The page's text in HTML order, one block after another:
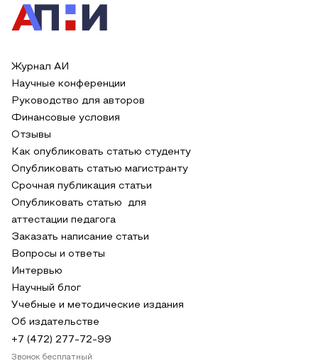
Журнал АИ
Научные конференции
Руководство для авторов
Финансовые условия
Отзывы
Как опубликовать статью студенту
Опубликовать статью магистранту
Срочная публикация статьи
Опубликовать статью для
аттестации педагога
Заказать написание статьи
Вопросы и ответы
Интервью
Научный блог
Учебные и методические издания
Об издательстве
+7 (472) 277-72-99
Звонок бесплатный